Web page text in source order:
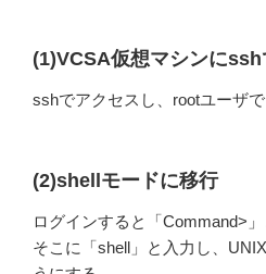
(1)VCSA仮想マシンに
sshでアクセスし、rootユーザ
(2)shellモードに移行
ログインすると「Command>
そこに「shell」と入力し、